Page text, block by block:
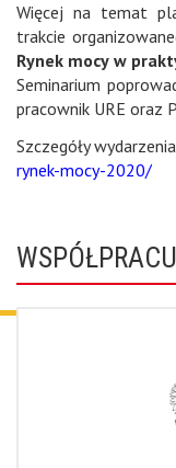
Więcej na temat
trakcie
Rynek mocy w
Seminarium
pracownik URE oraz
Szczegóły
rynek-mocy-2020/